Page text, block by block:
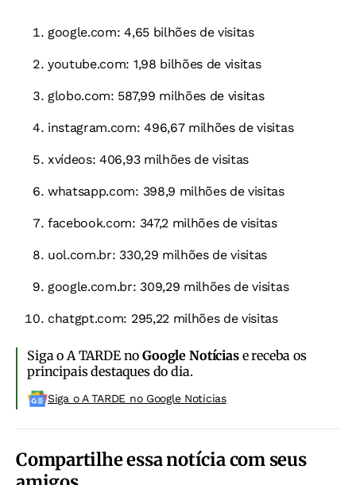
google.com: 4,65 bilhões de visitas
youtube.com: 1,98 bilhões de visitas
globo.com: 587,99 milhões de visitas
instagram.com: 496,67 milhões de visitas
xvídeos: 406,93 milhões de visitas
whatsapp.com: 398,9 milhões de visitas
facebook.com: 347,2 milhões de visitas
uol.com.br: 330,29 milhões de visitas
google.com.br: 309,29 milhões de visitas
chatgpt.com: 295,22 milhões de visitas
Siga o A TARDE noGoogle Notíciase receba os
principais destaques do dia.
Siga o A TARDE no Google Noticias
Compartilhe essa notícia com seus